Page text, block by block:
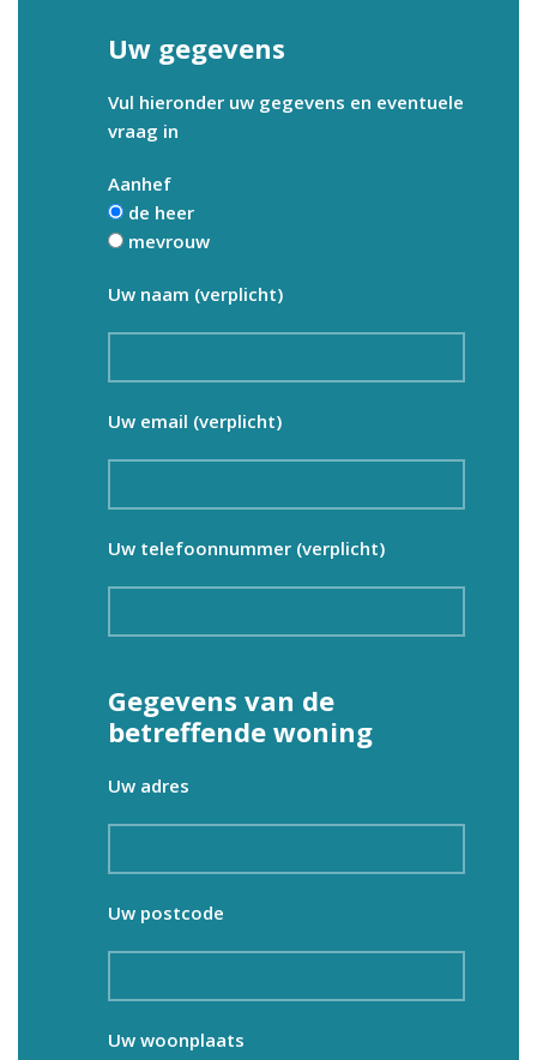
Uw gegevens
Vul hieronder uw gegevens en eventuele
vraag in
Aanhef
de heer
mevrouw
Uw naam (verplicht)
Uw email (verplicht)
Uw telefoonnummer (verplicht)
Gegevens van de
betreffende woning
Uw adres
Uw postcode
Uw woonplaats